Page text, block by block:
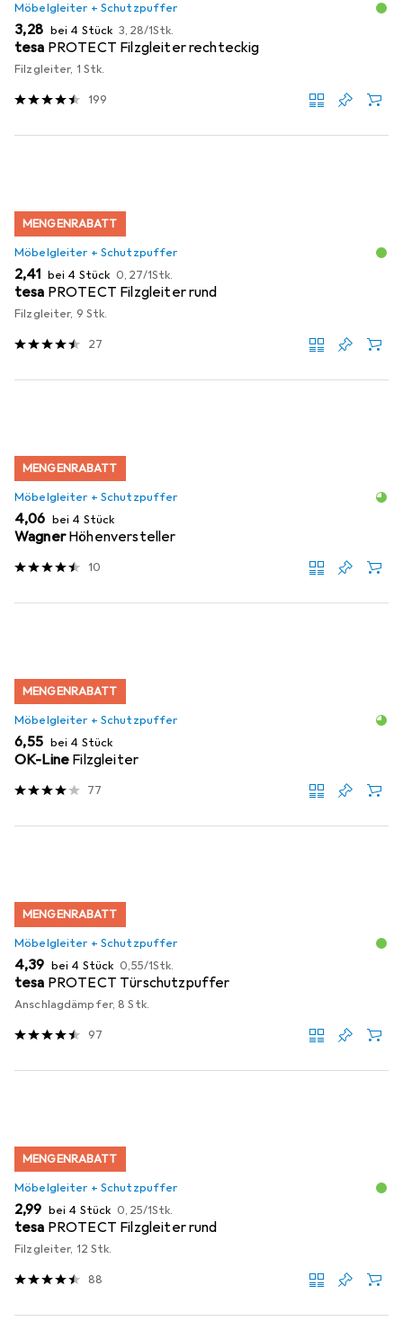
Möbelgleiter + Schutzpuffer
EUR
3,28 bei 4 Stück EUR
3,28/1Stk.
tesa PROTECT Filzgleiter rechteckig
Filzgleiter, 1 Stk.
199
MENGENRABATT
Möbelgleiter + Schutzpuffer
EUR
2,41 bei 4 Stück EUR
0,27/1Stk.
tesa PROTECT Filzgleiter rund
Filzgleiter, 9 Stk.
27
MENGENRABATT
Möbelgleiter + Schutzpuffer
EUR
4,06 bei 4 Stück
Wagner Höhenversteller
10
MENGENRABATT
Möbelgleiter + Schutzpuffer
EUR
6,55 bei 4 Stück
OK-Line Filzgleiter
77
MENGENRABATT
Möbelgleiter + Schutzpuffer
EUR
4,39 bei 4 Stück EUR
0,55/1Stk.
tesa PROTECT Türschutzpuffer
Anschlagdämpfer, 8 Stk.
97
MENGENRABATT
Möbelgleiter + Schutzpuffer
EUR
2,99 bei 4 Stück EUR
0,25/1Stk.
tesa PROTECT Filzgleiter rund
Filzgleiter, 12 Stk.
88